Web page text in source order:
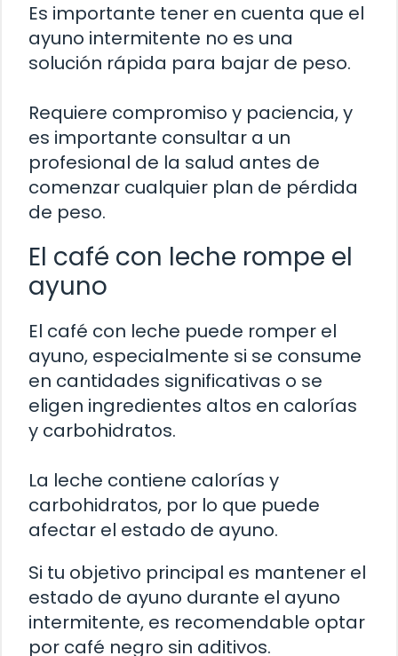
Es importante tener en cuenta que el
ayuno intermitente no es una
solución rápida para bajar de peso.
Requiere compromiso y paciencia, y
es importante consultar a un
profesional de la salud antes de
comenzar cualquier plan de pérdida
de peso.
El café con leche rompe el
ayuno
El café con leche puede romper el
ayuno, especialmente si se consume
en cantidades significativas o se
eligen ingredientes altos en calorías
y carbohidratos.
La leche contiene calorías y
carbohidratos, por lo que puede
afectar el estado de ayuno.
Si tu objetivo principal es mantener el
estado de ayuno durante el ayuno
intermitente, es recomendable optar
por café negro sin aditivos.